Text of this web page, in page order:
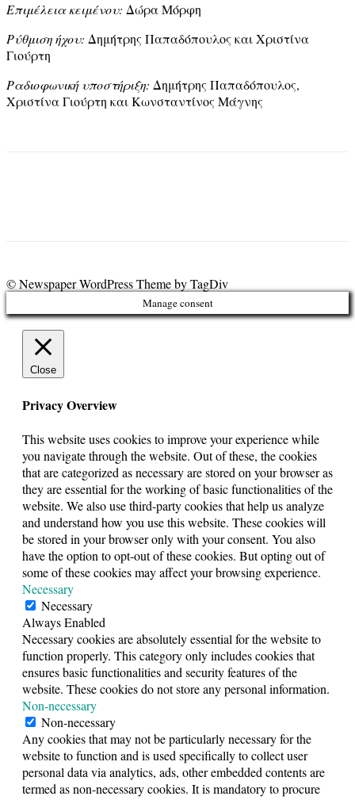
Επιμέλεια κειμένου: Δώρα Μόρφη
Ρύθμιση ήχου: Δημήτρης Παπαδόπουλος και Χριστίνα
Γιούρτη
Ραδιοφωνική υποστήριξη: Δημήτρης Παπαδόπουλος,
Χριστίνα Γιούρτη και Κωνσταντίνος Μάγνης
© Newspaper WordPress Theme by TagDiv
Manage consent
Close
Privacy Overview
This website uses cookies to improve your experience while
you navigate through the website. Out of these, the cookies
that are categorized as necessary are stored on your browser as
they are essential for the working of basic functionalities of the
website. We also use third-party cookies that help us analyze
and understand how you use this website. These cookies will
be stored in your browser only with your consent. You also
have the option to opt-out of these cookies. But opting out of
some of these cookies may affect your browsing experience.
Necessary
Necessary
Always Enabled
Necessary cookies are absolutely essential for the website to
function properly. This category only includes cookies that
ensures basic functionalities and security features of the
website. These cookies do not store any personal information.
Non-necessary
Non-necessary
Any cookies that may not be particularly necessary for the
website to function and is used specifically to collect user
personal data via analytics, ads, other embedded contents are
termed as non-necessary cookies. It is mandatory to procure